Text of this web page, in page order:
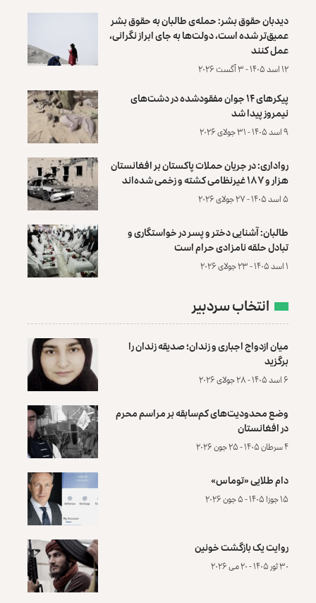
دیدبان حقوق بشر: حمله‌ی طالبان به حقوق بشر
عمیق‌تر شده است، دولت‌ها به جای ابراز نگرانی،
عمل کنند
۱۲ اسد ۱۴۰۵ - ۳ آگست ۲۰۲۶
پیکرهای ۱۴ جوان مفقودشده در دشت‌های
نیمروز پیدا شد
۹ اسد ۱۴۰۵ - ۳۱ جولای ۲۰۲۶
رواداری: در جریان حملات پاکستان بر افغانستان
هزار و ۱۸۷ غیرنظامی کشته و زخمی شده‌اند
۵ اسد ۱۴۰۵ - ۲۷ جولای ۲۰۲۶
طالبان: آشنایی دختر و پسر در خواستگاری و
تبادل حلقه نامزادی حرام است
۱ اسد ۱۴۰۵ - ۲۳ جولای ۲۰۲۶
انتخاب سردبیر
میان ازدواج اجباری و زندان؛ صدیقه زندان را
برگزید
۶ اسد ۱۴۰۵ - ۲۸ جولای ۲۰۲۶
وضع محدودیت‌های کم‌سابقه بر مراسم محرم
در افغانستان
۴ سرطان ۱۴۰۵ - ۲۵ جون ۲۰۲۶
دام طلایی «توماس»
۱۵ جوزا ۱۴۰۵ - ۵ جون ۲۰۲۶
روایت یک بازگشت خونین
۳۰ ثور ۱۴۰۵ - ۲۰ می ۲۰۲۶